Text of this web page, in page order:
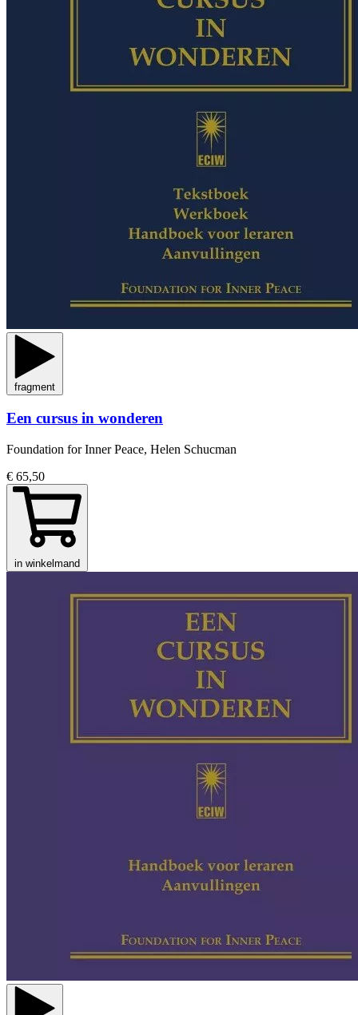
fragment
Een cursus in wonderen
Foundation for Inner Peace, Helen Schucman
€ 65,50
in winkelmand